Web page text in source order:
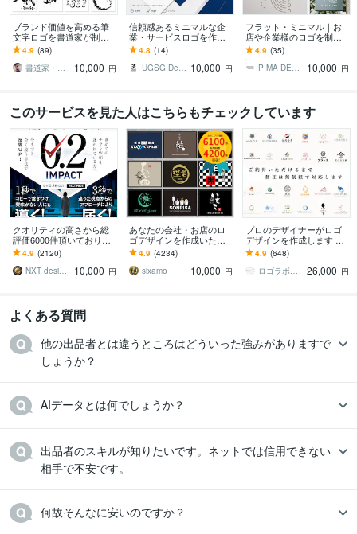
ブランド価値を高める筆
文字ロゴを書道家が制作
します 商用利用OK！初め
ての方大歓迎！ロゴに込
める想いを形にします
4.9 (89)
書道家・デザイナー 風（かぜ）
10,000 円
信頼感あるミニマルな企
業・サービスロゴを作成
します 構造から設計する
信頼感と先進性のあるロ
ゴをご提案します
4.8 (14)
UGSG Design Studio 10,000 円
フラット・ミニマル｜お
店や企業様のロゴを制作
します Aiデータ込｜ロゴ
を活かした名刺・ショッ
プカードも制作可能◎
4.9 (35)
PIMA DESIGN
10,000 円
このサービスを見た人はこちらもチェックしています
クオリティの高さから総
評価6000件頂いておりま
す 修正無制限！25年デザ
イナーが作る訴求方法で
チラシ反響UP!
4.9 (2120)
NXT design 研究所
10,000 円
あなたの会社・お店のロ
ゴデザインを作成いたし
ます 販売実績NO1!修正制
限なし!プロのデザインを
お手頃な料金で
4.9 (4234)
sixamo
10,000 円
プロのデザイナーがロゴ
デザインを作成します ご
納得いただけなければ料
金は頂きません｜デザイ
ンの丸投げOK
4.9 (648)
ロゴラボ｜企業・店舗特化型デザイン事務所
26,000 円
よくある質問
他の出品者とは違うところはどういった強みがありますで
しょうか？
AIデータとは何でしょうか？
出品者のスキルが知りたいです。ネットでは信用できない
相手で不安です。
何故そんなに安いのですか？